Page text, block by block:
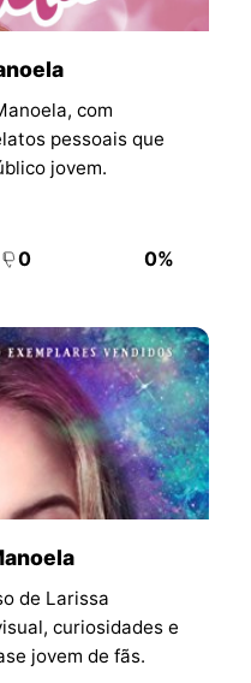
com
pessoais que
jovem.
0 0%
de Larissa
curiosidades e
jovem de fãs.